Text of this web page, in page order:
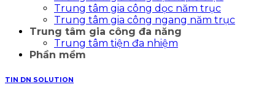
Trung tâm gia công dọc năm trục
Trung tâm gia công ngang năm trục
Trung tâm gia công đa năng
Trung tâm tiện đa nhiệm
Phần mềm
TIN DN SOLUTION